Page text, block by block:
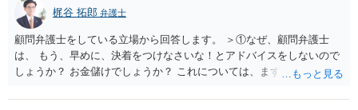
梶谷 拓郎 弁護士
顧問弁護士をしている立場から回答します。 ＞①なぜ、顧問弁護士
は、 もう、早めに、決着をつけなさいな！とアドバイスをしないので
しょうか？ お金儲けでしょうか？ これについては、まず基本的に顧問
件を受任して遂行します。 そしてあなたの言う「早めに、決着をつけ